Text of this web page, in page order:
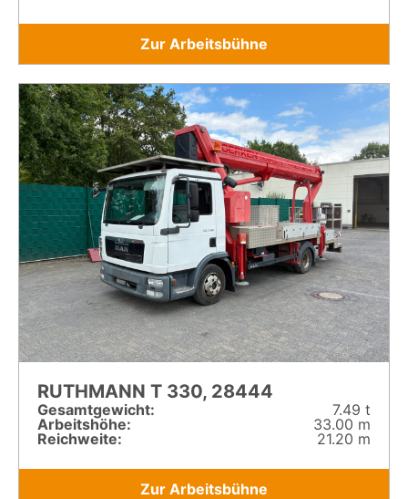
Zur Arbeitsbühne
RUTHMANN T 330, 28444
Gesamt­gewicht:
7.49 t
Arbeitshöhe:
33.00 m
Reichweite:
21.20 m
Zur Arbeitsbühne